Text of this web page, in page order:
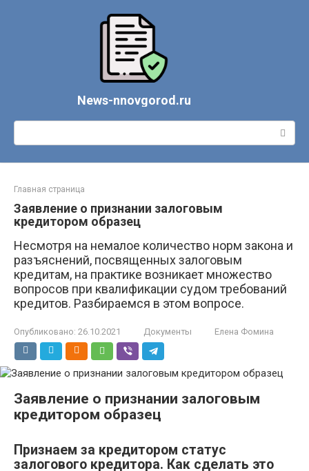
News-nnovgorod.ru
Поиск:
Главная страница
Заявление о признании залоговым
кредитором образец
Несмотря на немалое количество норм закона и
разъяснений, посвященных залоговым
кредитам, на практике возникает множество
вопросов при квалификации судом требований
кредитов. Разбираемся в этом вопросе.
Опубликовано: 26.10.2021 Документы Елена Фомина
Заявление о признании залоговым
кредитором образец
Признаем за кредитором статус
залогового кредитора. Как сделать это